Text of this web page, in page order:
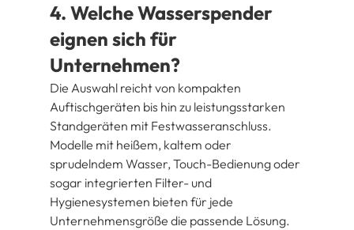
4. Welche Wasserspender
eignen sich für
Unternehmen?
Die Auswahl reicht von kompakten
Auftischgeräten bis hin zu leistungsstarken
Standgeräten mit Festwasseranschluss.
Modelle mit heißem, kaltem oder
sprudelndem Wasser, Touch-Bedienung oder
sogar integrierten Filter- und
Hygienesystemen bieten für jede
Unternehmensgröße die passende Lösung.